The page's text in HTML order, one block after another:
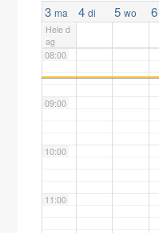
3 ma 4 di 5 wo 6
Hele d
ag
07:00
08:00
09:00
10:00
11:00